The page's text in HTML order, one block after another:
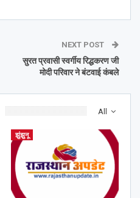
NEXT POST
सुरत प्रवासी स्वर्गीय रिद्धकरण जी
मोदी परिवार ने बंटवाई कंबले
All
झुंझुनू